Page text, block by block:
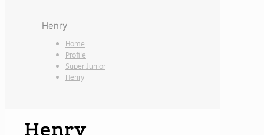
Henry
Home
Profile
Super Junior
Henry